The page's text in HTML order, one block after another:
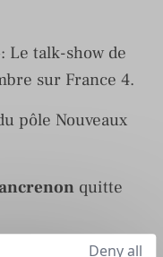
Le talk-show de
sur France 4.
pôle Nouveaux
quitte
Deny all